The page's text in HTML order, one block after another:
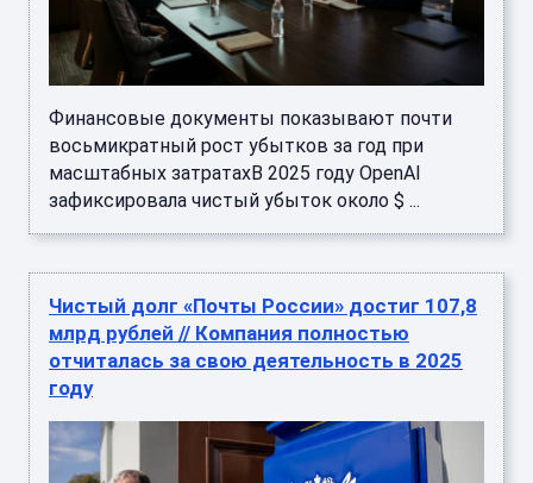
Финансовые документы показывают почти
восьмикратный рост убытков за год при
масштабных затратахВ 2025 году OpenAI
зафиксировала чистый убыток около $ ...
Чистый долг «Почты России» достиг 107,8
млрд рублей // Компания полностью
отчиталась за свою деятельность в 2025
году